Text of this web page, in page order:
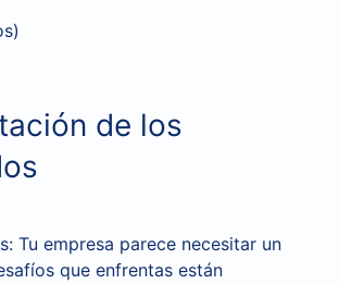
de los
Tu empresa parece necesitar un
que enfrentas están